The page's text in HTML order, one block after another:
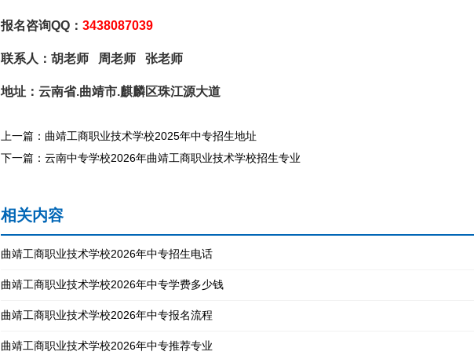
报名咨询QQ： 3438087039
联系人：胡老师 周老师 张老师
地址：云南省.曲靖市.麒麟区珠江源大道
上一篇：曲靖工商职业技术学校2025年中专招生地址
下一篇：云南中专学校2026年曲靖工商职业技术学校招生专业
相关内容
曲靖工商职业技术学校2026年中专招生电话
曲靖工商职业技术学校2026年中专学费多少钱
曲靖工商职业技术学校2026年中专报名流程
曲靖工商职业技术学校2026年中专推荐专业